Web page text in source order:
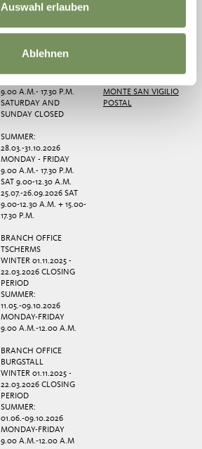
Auswahl erlauben
Ablehnen
WINTER: 01.11.2025 -
9.00 A.M.- 17.30 P.M.
SATURDAY AND
SUNDAY CLOSED
SUMMER:
28.03.-31.10.2026
MONDAY - FRIDAY
9.00 A.M.- 17.30 P.M.
SAT 9.00-12.30 A.M.
25.07.-26.09.2026 SAT
9.00-12.30 A.M. + 15.00-
17.30 P.M.
BRANCH OFFICE
TSCHERMS
WINTER 01.11.2025 -
22.03.2026 CLOSING
PERIOD
SUMMER:
11.05.-09.10.2026
MONDAY-FRIDAY
9.00 A.M.-12.00 A.M.
BRANCH OFFICE
BURGSTALL
WINTER 01.11.2025 -
22.03.2026 CLOSING
PERIOD
SUMMER:
01.06.-09.10.2026
MONDAY-FRIDAY
9.00 A.M.-12.00 A.M
MONTE SAN VIGILIO
POSTAL